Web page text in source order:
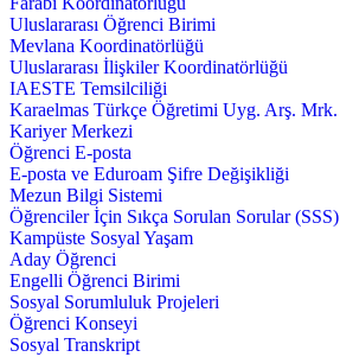
Uluslararası Öğrenci Birimi
Mevlana Koordinatörlüğü
Uluslararası İlişkiler Koordinatörlüğü
IAESTE Temsilciliği
Karaelmas Türkçe Öğretimi Uyg. Arş. Mrk.
Kariyer Merkezi
Öğrenci E-posta
E-posta ve Eduroam Şifre Değişikliği
Mezun Bilgi Sistemi
Öğrenciler İçin Sıkça Sorulan Sorular (SSS)
Kampüste Sosyal Yaşam
Aday Öğrenci
Engelli Öğrenci Birimi
Sosyal Sorumluluk Projeleri
Öğrenci Konseyi
Sosyal Transkript